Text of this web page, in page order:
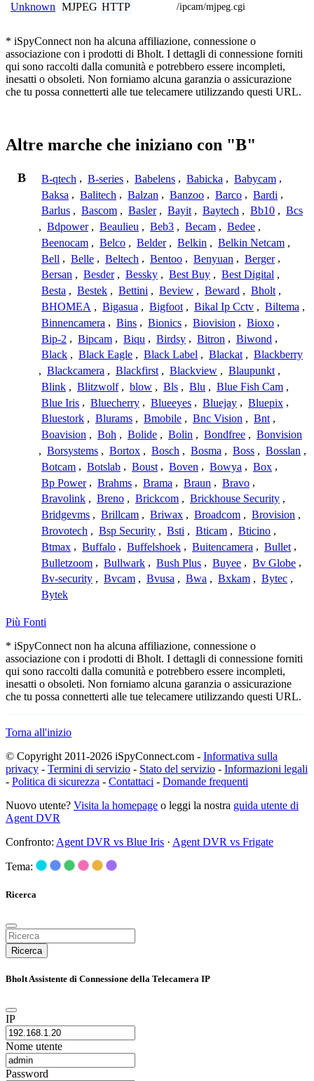
Unknown MJPEG HTTP /ipcam/mjpeg.cgi
* iSpyConnect non ha alcuna affiliazione, connessione o
associazione con i prodotti di Bholt. I dettagli di connessione forniti
qui sono raccolti dalla comunità e potrebbero essere incompleti,
inesatti o obsoleti. Non forniamo alcuna garanzia o assicurazione
che tu possa connetterti alle tue telecamere utilizzando questi URL.
Altre marche che iniziano con "B"
B B-qtech , B-series , Babelens , Babicka , Babycam ,
Baksa , Balitech , Balzan , Banzoo , Barco , Bardi ,
Barlus , Bascom , Basler , Bayit , Baytech , Bb10 , Bcs
, Bdpower , Beaulieu , Beb3 , Becam , Bedee ,
Beenocam , Belco , Belder , Belkin , Belkin Netcam ,
Bell , Belle , Beltech , Bentoo , Benyuan , Berger ,
Bersan , Besder , Bessky , Best Buy , Best Digital ,
Besta , Bestek , Bettini , Beview , Beward , Bholt ,
BHOMEA , Bigasua , Bigfoot , Bikal Ip Cctv , Biltema ,
Binnencamera , Bins , Bionics , Biovision , Bioxo ,
Bip-2 , Bipcam , Biqu , Birdsy , Bitron , Biwond ,
Black , Black Eagle , Black Label , Blackat , Blackberry
, Blackcamera , Blackfirst , Blackview , Blaupunkt ,
Blink , Blitzwolf , blow , Bls , Blu , Blue Fish Cam ,
Blue Iris , Bluecherry , Blueeyes , Bluejay , Bluepix ,
Bluestork , Blurams , Bmobile , Bnc Vision , Bnt ,
Boavision , Boh , Bolide , Bolin , Bondfree , Bonvision
, Borsystems , Bortox , Bosch , Bosma , Boss , Bosslan ,
Botcam , Botslab , Boust , Boven , Bowya , Box ,
Bp Power , Brahms , Brama , Braun , Bravo ,
Bravolink , Breno , Brickcom , Brickhouse Security ,
Bridgevms , Brillcam , Briwax , Broadcom , Brovision ,
Brovotech , Bsp Security , Bsti , Bticam , Bticino ,
Btmax , Buffalo , Buffelshoek , Buitencamera , Bullet ,
Bulletzoom , Bullwark , Bush Plus , Buyee , Bv Globe ,
Bv-security , Bvcam , Bvusa , Bwa , Bxkam , Bytec ,
Bytek
Più Fonti
* iSpyConnect non ha alcuna affiliazione, connessione o
associazione con i prodotti di Bholt. I dettagli di connessione forniti
qui sono raccolti dalla comunità e potrebbero essere incompleti,
inesatti o obsoleti. Non forniamo alcuna garanzia o assicurazione
che tu possa connetterti alle tue telecamere utilizzando questi URL.
Torna all'inizio
© Copyright 2011-2026 iSpyConnect.com - Informativa sulla
privacy - Termini di servizio - Stato del servizio - Informazioni legali
- Politica di sicurezza - Contattaci - Domande frequenti
Nuovo utente? Visita la homepage o leggi la nostra guida utente di
Agent DVR
Confronto: Agent DVR vs Blue Iris · Agent DVR vs Frigate
Tema:
Ricerca
Ricerca
Bholt Assistente di Connessione della Telecamera IP
IP
Nome utente
Password